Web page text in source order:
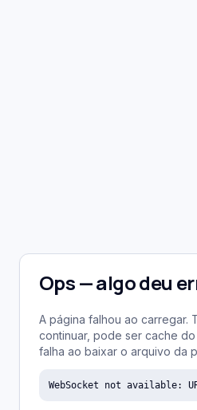
Ops — algo deu
A página falhou ao carregar.
continuar, pode ser cache
falha ao baixar o arquivo da
WebSocket not available: